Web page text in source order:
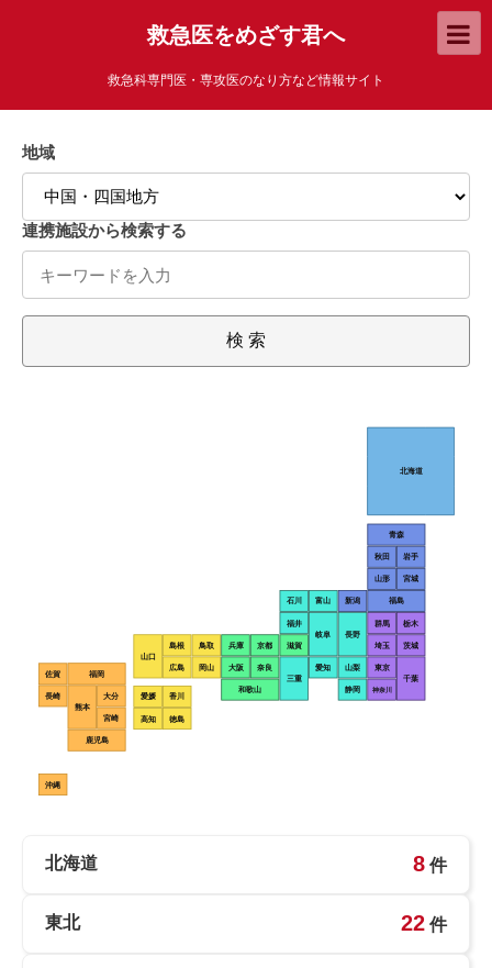
救急医をめざす君へ
救急科専門医・専攻医のなり方など情報サイト
地域
連携施設から検索する
検 索
北海道
青森
秋田 岩手
山形 宮城
福島
新潟
群馬 栃木
埼玉 茨城
東京
神奈川
千葉
石川 富山
福井
岐阜
長野
愛知 山梨
静岡
三重
滋賀
京都
兵庫
奈良
大阪
和歌山
鳥取
岡山
島根
広島
山口
香川
徳島
愛媛
高知
佐賀 福岡
長崎
熊本
大分
宮崎
鹿児島
沖縄
北海道 8 件
東北 22 件